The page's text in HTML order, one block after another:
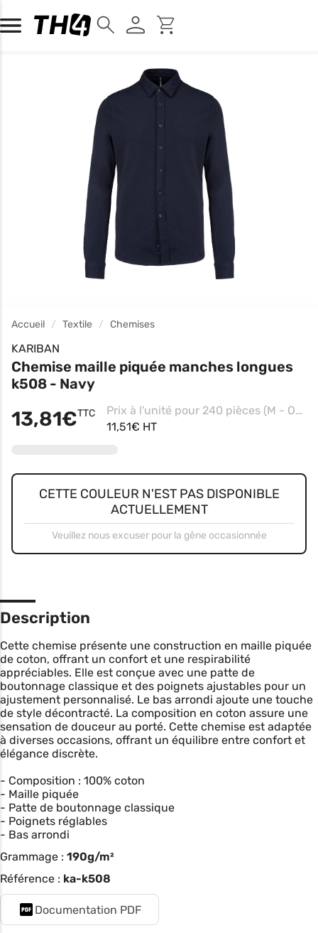
Accueil Textile Chemises
KARIBAN
Chemise maille piquée manches longues
k508 - Navy
13,81€TTC
Prix à l'unité pour 240 pièces (M - Oxford Grey)
11,51€ HT
CETTE COULEUR N'EST PAS DISPONIBLE
ACTUELLEMENT
Veuillez nous excuser pour la gêne occasionnée
Description
Cette chemise présente une construction en maille piquée
de coton, offrant un confort et une respirabilité
appréciables. Elle est conçue avec une patte de
boutonnage classique et des poignets ajustables pour un
ajustement personnalisé. Le bas arrondi ajoute une touche
de style décontracté. La composition en coton assure une
sensation de douceur au porté. Cette chemise est adaptée
à diverses occasions, offrant un équilibre entre confort et
élégance discrète.
- Composition : 100% coton
- Maille piquée
- Patte de boutonnage classique
- Poignets réglables
- Bas arrondi
Grammage : 190g/m²
Référence : ka-k508
Documentation PDF